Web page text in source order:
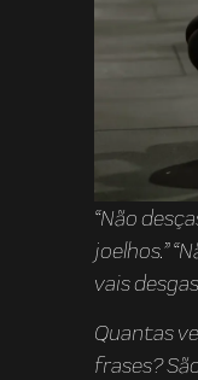
“Não
joelhos.”
vais
Quantas
frases?